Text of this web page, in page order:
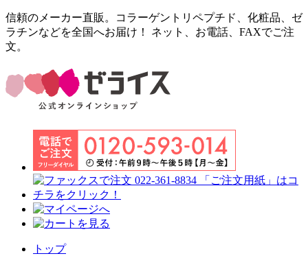
信頼のメーカー直販。コラーゲントリペプチド、化粧品、ゼ
ラチンなどを全国へお届け！ ネット、お電話、FAXでご注
文。
トップ